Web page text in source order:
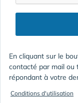
En cliquant sur le
contacté par mail ou
répondant à votre
Conditions d'utilisation